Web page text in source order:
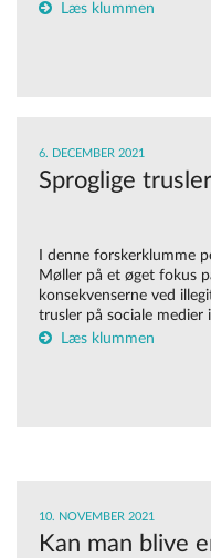
Læs klummen
6. DECEMBER 2021
Sproglige
I denne forskerklumme
Møller på et øget fokus
konsekvenserne ved
trusler på sociale medier
Læs klummen
10. NOVEMBER 2021
Kan man blive